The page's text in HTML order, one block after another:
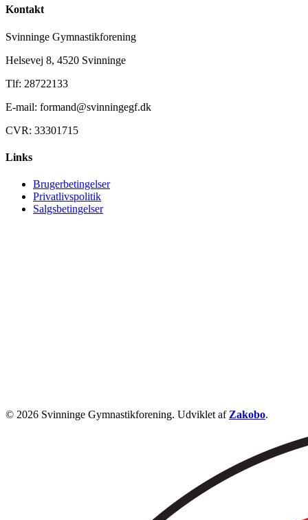
Kontakt
Svinninge Gymnastikforening
Helsevej 8, 4520 Svinninge
Tlf: 28722133
E-mail: formand@svinningegf.dk
CVR: 33301715
Links
Brugerbetingelser
Privatlivspolitik
Salgsbetingelser
© 2026 Svinninge Gymnastikforening. Udviklet af Zakobo.